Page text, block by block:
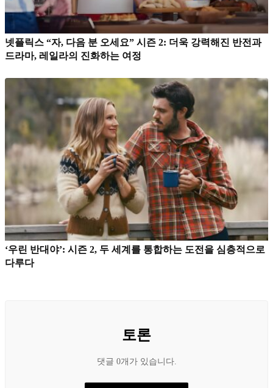
넷플릭스 “자, 다음 분 오세요” 시즌 2: 더욱 강력해진 반전과
드라마, 레일라의 진화하는 여정
‘우린 반대야’: 시즌 2, 두 세계를 통합하는 도전을 심층적으로
다루다
토론
댓글 0개가 있습니다.